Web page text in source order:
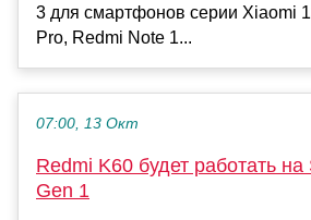
3 для смартфонов серии Xiaomi
Pro, Redmi Note 1...
07:00, 13 Окт
Redmi K60 будет работать
Gen 1